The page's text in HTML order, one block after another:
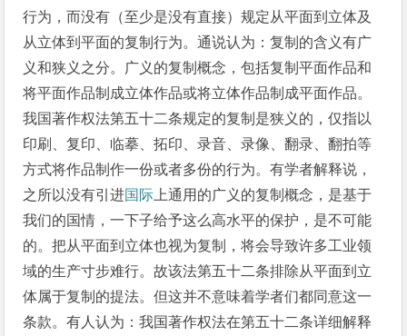
行为，而没有（至少是没有直接）规定从平面到立体及
从立体到平面的复制行为。通说认为：复制的含义有广
义和狭义之分。广义的复制概念，包括复制平面作品和
将平面作品制成立体作品或将立体作品制成平面作品。
我国著作权法第五十二条规定的复制是狭义的，仅指以
印刷、复印、临摹、拓印、录音、录像、翻录、翻拍等
方式将作品制作一份或者多份的行为。有学者解释说，
之所以没有引进国际 上通用的广义的复制概念，是基于
我们的国情，一下子给予这么高水平的保护，是不可能
的。把从平面到立体也视为复制，将会导致许多工业领
域的生产寸步难行。故该法第五十二条排除从平面到立
体属于复制的提法。但这并不意味着学者们都同意这一
条款。有人认为：我国著作权法在第五十二条详细解释